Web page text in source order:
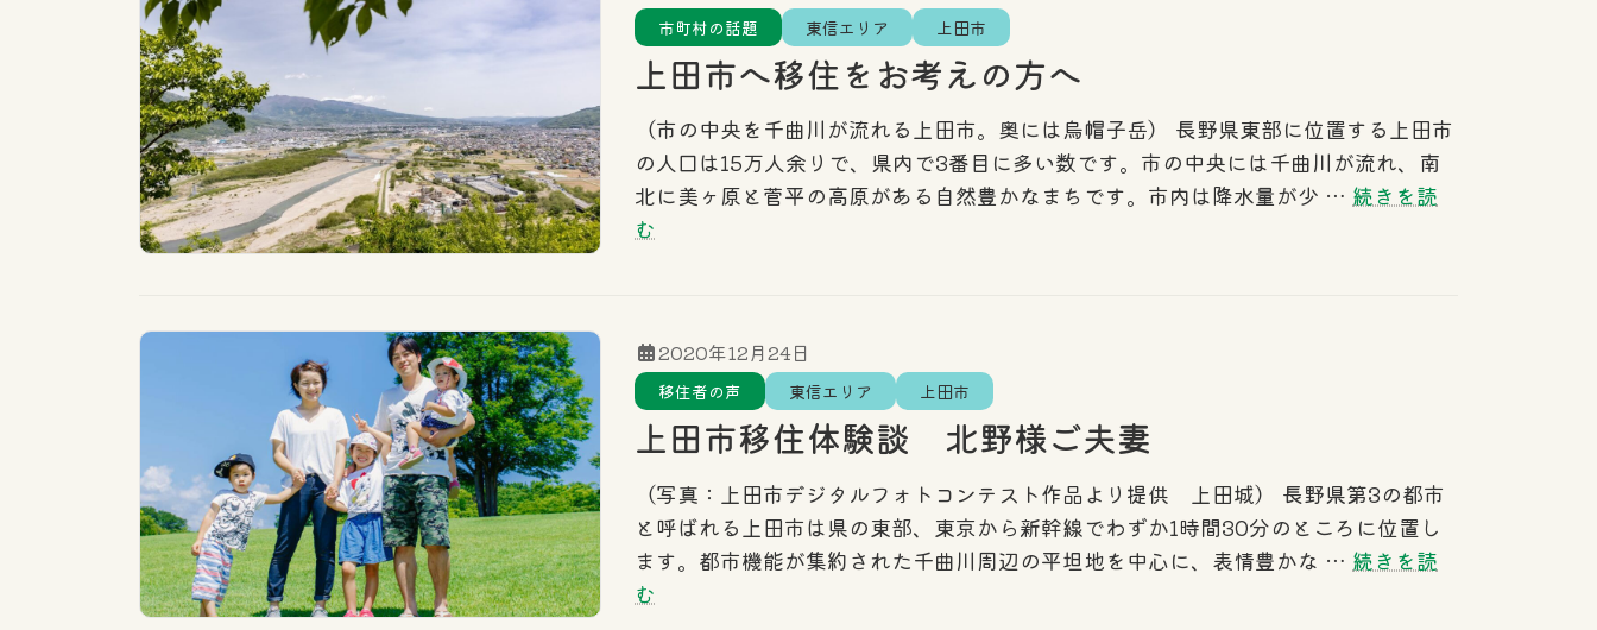
カテゴリー一覧 全域 東信エリア 中信エリア 南信エリア
フリーワード検索
市町村の話題 東信エリア 上田市
上田市へ移住をお考えの方へ
（市の中央を千曲川が流れる上田市。奥には烏帽子岳） 長野県東部に位置する上田市
の人口は15万人余りで、県内で3番目に多い数です。市の中央には千曲川が流れ、南
北に美ヶ原と菅平の高原がある自然豊かなまちです。市内は降水量が少 … 続きを読
む
移住者の声 東信エリア 上田市
上田市移住体験談 北野様ご夫妻
2020年12月24日
（写真：上田市デジタルフォトコンテスト作品より提供 上田城） 長野県第3の都市
と呼ばれる上田市は県の東部、東京から新幹線でわずか1時間30分のところに位置し
ます。都市機能が集約された千曲川周辺の平坦地を中心に、表情豊かな … 続きを読
む